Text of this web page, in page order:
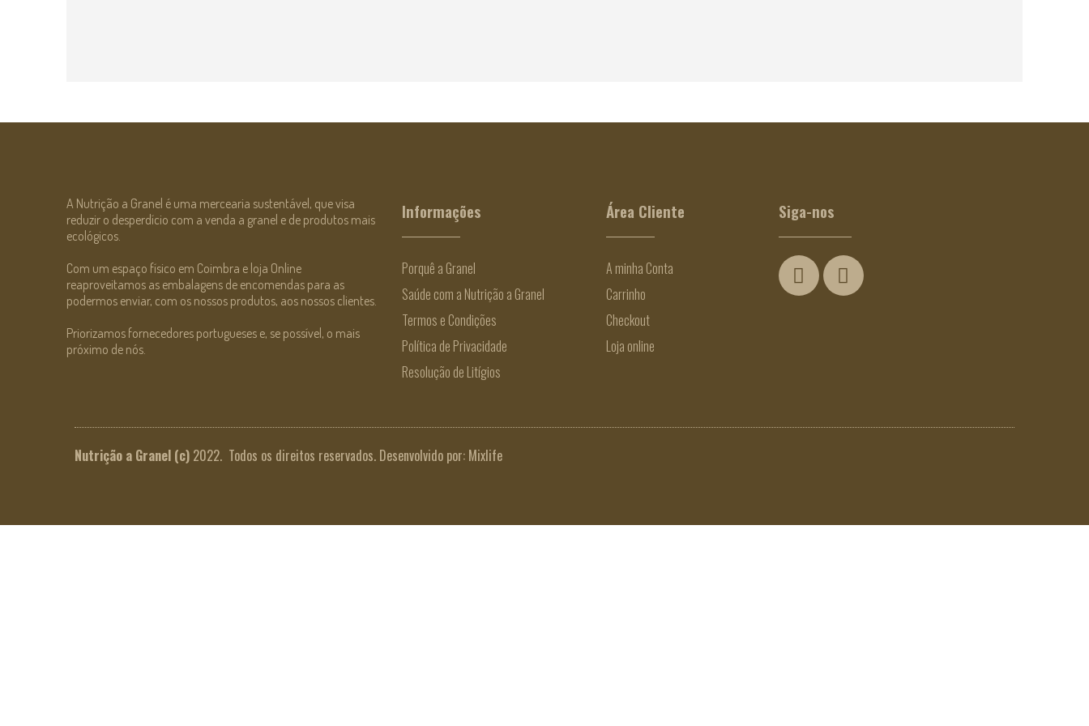
A Nutrição a Granel é uma mercearia sustentável, que visa
reduzir o desperdício com a venda a granel e de produtos mais
ecológicos.
Com um espaço físico em Coimbra e loja Online
reaproveitamos as embalagens de encomendas para as
podermos enviar, com os nossos produtos, aos nossos clientes.
Priorizamos fornecedores portugueses e, se possível, o mais
próximo de nós.
Informações
Porquê a Granel
Saúde com a Nutrição a Granel
Termos e Condições
Política de Privacidade
Resolução de Litígios
Área Cliente
A minha Conta
Carrinho
Checkout
Loja online
Siga-nos
Nutrição a Granel (c) 2022. Todos os direitos reservados. Desenvolvido por: Mixlife